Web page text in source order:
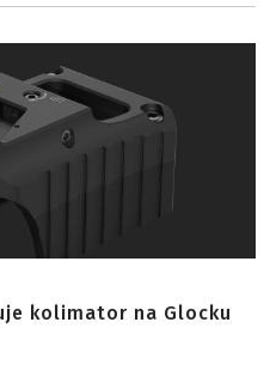
kolimator na Glocku